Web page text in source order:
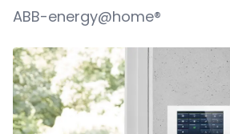
ABB-energy@home®